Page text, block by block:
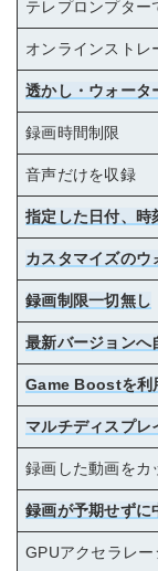
テレプロンプター
オンラインストレ
透かし・ウォータ
録画時間制限
音声だけを収録
指定した日付、時
カスタマイズのウ
録画制限一切無し
最新バージョンへ
Game Boostを利
マルチディスプレ
録画した動画をカ
録画が予期せずに
GPUアクセラレ